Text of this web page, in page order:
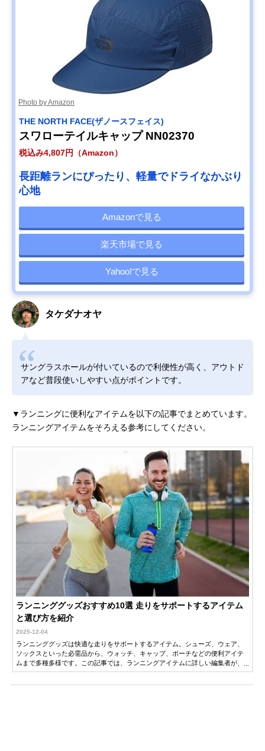
Photo by Amazon
THE NORTH FACE(ザノースフェイス)
スワローテイルキャップ NN02370
税込み4,807円（Amazon）
長距離ランにぴったり、軽量でドライなかぶり
心地
Amazonで見る
楽天市場で見る
Yahoo!で見る
タケダナオヤ
サングラスホールが付いているので利便性が高く、アウトド
アなど普段使いしやすい点がポイントです。
▼ランニングに便利なアイテムを以下の記事でまとめています。
ランニングアイテムをそろえる参考にしてください。
ランニンググッズおすすめ10選 走りをサポートするアイテム
と選び方を紹介
2025-12-04
ランニンググッズは快適な走りをサポートするアイテム。シューズ、ウェア、
ソックスといった必需品から、ウォッチ、キャップ、ポーチなどの便利アイテ
ムまで多種多様です。この記事では、ランニングアイテムに詳しい編集者が、